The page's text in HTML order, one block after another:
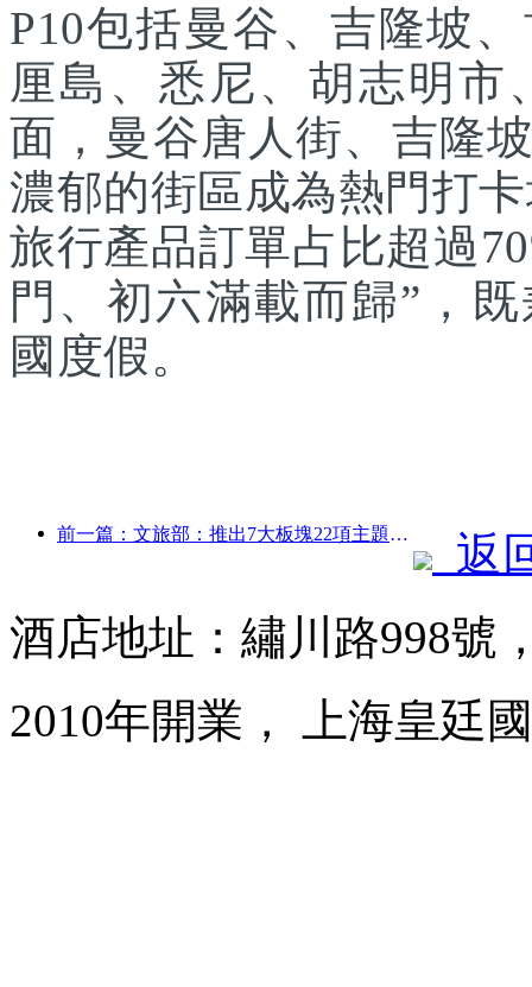
P10包括曼谷、吉隆坡
厘島、悉尼、胡志明市
面，曼谷唐人街、吉隆
濃郁的街區成為熱門打
旅行產品訂單占比超過
門、初六滿載而歸”，
國度假。
前一篇：文旅部：推出7大板塊22項主題活動
返
酒店地址：繡川路998號
2010年開業， 上海皇